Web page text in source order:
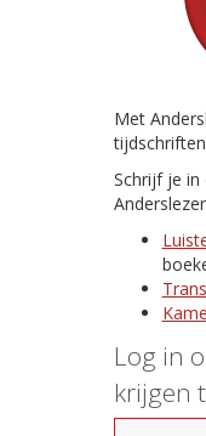
Met
Schrijf je in
Log in
krijgen